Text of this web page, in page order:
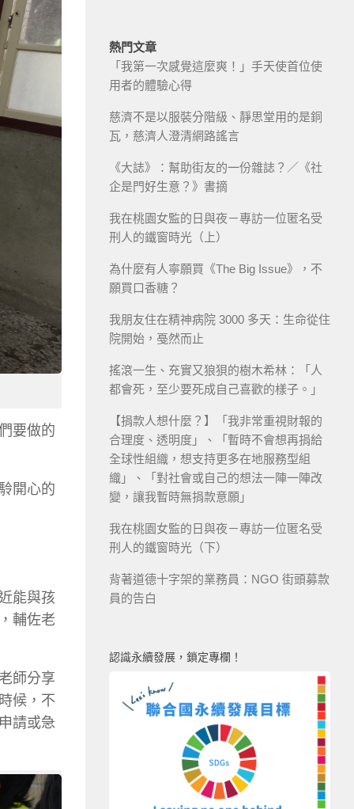
要做的
開心的
能與孩
輔佐老
師分享
候，不
請或急
熱門文章
「我第一次感覺這麼爽！」手天使首位使
用者的體驗心得
慈濟不是以服裝分階級、靜思堂用的是銅
瓦，慈濟人澄清網路謠言
《大誌》：幫助街友的一份雜誌？／《社
企是門好生意？》書摘
我在桃園女監的日與夜－專訪一位匿名受
刑人的鐵窗時光（上）
為什麼有人寧願買《The Big Issue》，不
願買口香糖？
我朋友住在精神病院 3000 多天：生命從住
院開始，戞然而止
搖滾一生、充實又狼狽的樹木希林：「人
都會死，至少要死成自己喜歡的樣子。」
【捐款人想什麼？】「我非常重視財報的
合理度、透明度」、「暫時不會想再捐給
全球性組織，想支持更多在地服務型組
織」、「對社會或自己的想法一陣一陣改
變，讓我暫時無捐款意願」
我在桃園女監的日與夜－專訪一位匿名受
刑人的鐵窗時光（下）
背著道德十字架的業務員：NGO 街頭募款
員的告白
認識永續發展，鎖定專欄！